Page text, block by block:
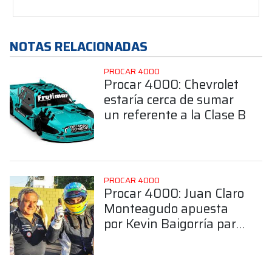
NOTAS RELACIONADAS
PROCAR 4000
Procar 4000: Chevrolet
estaría cerca de sumar
un referente a la Clase B
PROCAR 4000
Procar 4000: Juan Claro
Monteagudo apuesta
por Kevin Baigorría para